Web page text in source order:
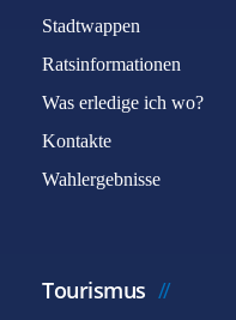
Stadtwappen
Ratsinformationen
Was erledige ich wo?
Kontakte
Wahlergebnisse
Tourismus